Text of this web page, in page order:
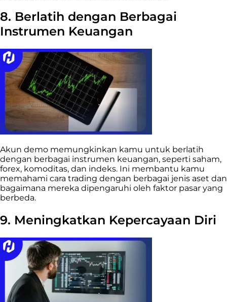
8. Berlatih dengan Berbagai
Instrumen Keuangan
Akun demo memungkinkan kamu untuk berlatih
dengan berbagai instrumen keuangan, seperti saham,
forex, komoditas, dan indeks. Ini membantu kamu
memahami cara trading dengan berbagai jenis aset dan
bagaimana mereka dipengaruhi oleh faktor pasar yang
berbeda.
9. Meningkatkan Kepercayaan Diri